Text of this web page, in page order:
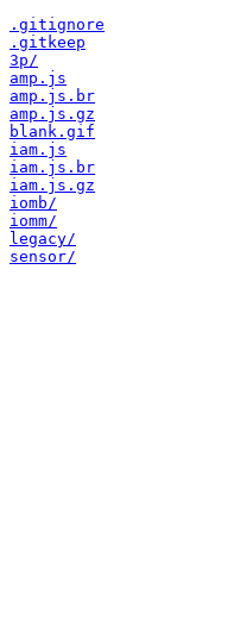
.gitignore
.gitkeep
3p/
amp.js
amp.js.br
amp.js.gz
blank.gif
iam.js
iam.js.br
iam.js.gz
iomb/
iomm/
legacy/
sensor/